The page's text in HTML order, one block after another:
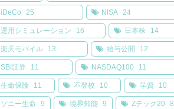
iDeCo 25 NISA 24
運用シミュレーション 16 日本株 14
楽天モバイル 13 給与公開 12
SBI証券 11 NASDAQ100 11
生命保険 11 不登校 10 学資 10
ソニー生命 9 境界知能 9 Zテック20 8